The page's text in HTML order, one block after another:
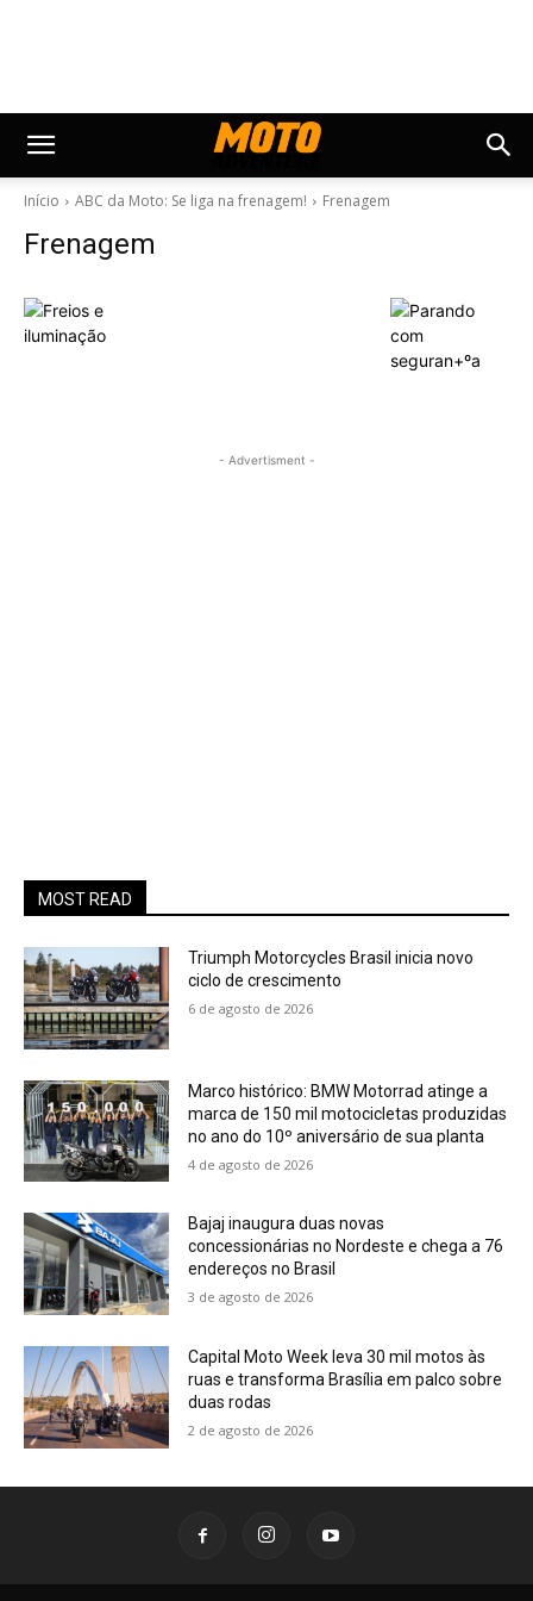
Início ABC da Moto: Se liga na frenagem! Frenagem
Frenagem
- Advertisment -
MOST READ
Triumph Motorcycles Brasil inicia novo
ciclo de crescimento
6 de agosto de 2026
Marco histórico: BMW Motorrad atinge a
marca de 150 mil motocicletas produzidas
no ano do 10º aniversário de sua planta
4 de agosto de 2026
Bajaj inaugura duas novas
concessionárias no Nordeste e chega a 76
endereços no Brasil
3 de agosto de 2026
Capital Moto Week leva 30 mil motos às
ruas e transforma Brasília em palco sobre
duas rodas
2 de agosto de 2026